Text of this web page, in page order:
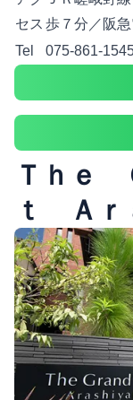
セス 歩７分／阪
Tel
075-861-
Ｔｈｅ
ｔ Ａｒ